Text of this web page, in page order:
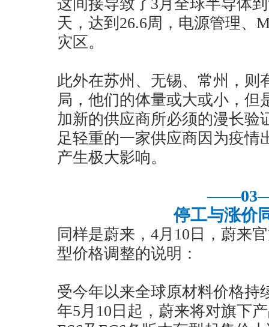
这间接导致了3月全球半导体
天，达到26.6周，电源管理、
灾区。
此外在苏州、无锡、常州，则
局，他们的体量或大或小，但
加新的供应商所必须的漫长验
足轻重的一家供应商因为疫情
产生极大影响。
停工与涨价
同样是蔚来，4月10日，蔚来
型价格调整的说明：
受今年以来全球原材料价格持
年5月10日起，蔚来将对旗下